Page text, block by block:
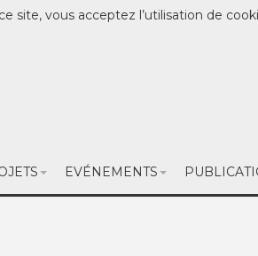
site, vous acceptez l’utilisation de
EVÉNEMENTS